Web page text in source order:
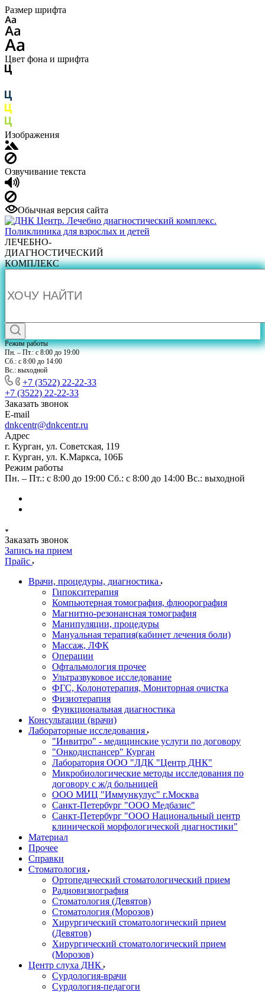
Размер шрифта
Цвет фона и шрифта
Изображения
Озвучивание текста
Обычная версия сайта
ЛЕЧЕБНО-
ДИАГНОСТИЧЕСКИЙ
КОМПЛЕКС
Режим работы
Пн. – Пт.: с 8:00 до 19:00
Сб.: с 8:00 до 14:00
Вс.: выходной
+7 (3522) 22-22-33
+7 (3522) 22-22-33
Заказать звонок
E-mail
dnkcentr@dnkcentr.ru
Адрес
г. Курган, ул. Советская, 119
г. Курган, ул. К.Маркса, 106Б
Режим работы
Пн. – Пт.: с 8:00 до 19:00 Сб.: с 8:00 до 14:00 Вс.: выходной
Заказать звонок
Запись на прием
Прайс
Врачи, процедуры, диагностика
Гипокситерапия
Компьютерная томография, флюорография
Магнитно-резонансная томография
Манипуляции, процедуры
Мануальная терапия(кабинет лечения боли)
Массаж, ЛФК
Операции
Офтальмология прочее
Ультразвуковое исследование
ФГС, Колонотерапия, Мониторная очистка
Физиотерапия
Функциональная диагностика
Консультации (врачи)
Лабораторные исследования
"Инвитро" - медицинские услуги по договору
"Онкодиспансер" Курган
Лаборатория ООО "ЛДК "Центр ДНК"
Микробиологические методы исследования по
договору с ж/д больницей
ООО МИЦ "Иммункулус" г.Москва
Санкт-Петербург "ООО Медбазис"
Санкт-Петербург "ООО Национальный центр
клинической морфологической диагностики"
Материал
Прочее
Справки
Стоматология
Ортопедический стоматологический прием
Радиовизиография
Стоматология (Девятов)
Стоматология (Морозов)
Хирургический стоматологический прием
(Девятов)
Хирургический стоматологический прием
(Морозов)
Центр слуха ДНК
Сурдология-врачи
Сурдология-педагоги